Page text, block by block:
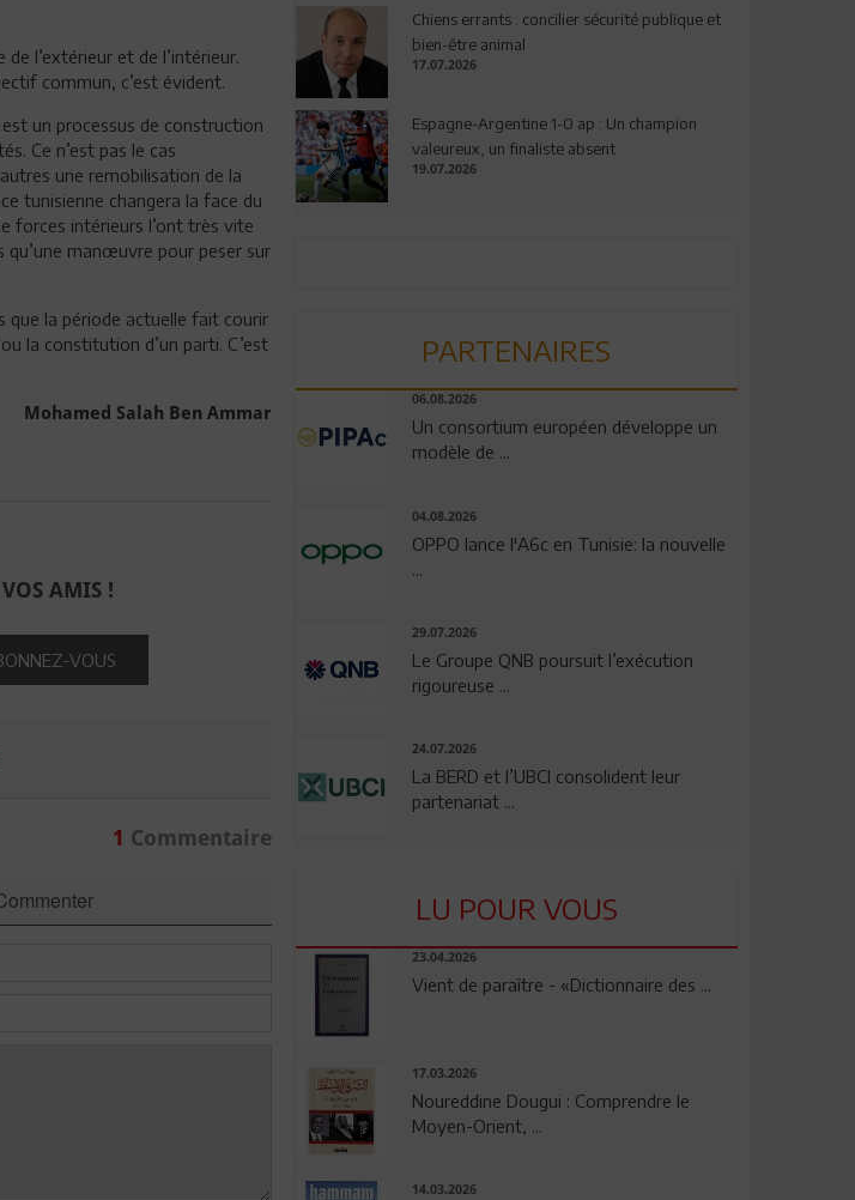
l’extérieur et de l’intérieur.
commun, c’est évident.
un processus de construction
Ce n’est pas le cas
une remobilisation de la
tunisienne changera la face du
forces intérieurs l’ont très vite
qu’une manœuvre pour peser sur
que la période actuelle fait courir
la constitution d’un parti. C’est
Mohamed Salah Ben Ammar
AMIS !
VOUS
1 Commentaire
Chiens errants : concilier sécurité publique et
bien-être animal
17.07.2026
Espagne-Argentine 1-0 ap : Un champion
valeureux, un finaliste absent
19.07.2026
PARTENAIRES
06.08.2026
Un consortium européen développe un
modèle de ...
04.08.2026
OPPO lance l'A6c en Tunisie: la nouvelle
...
29.07.2026
Le Groupe QNB poursuit l’exécution
rigoureuse ...
24.07.2026
La BERD et l’UBCI consolident leur
partenariat ...
LU POUR VOUS
23.04.2026
Vient de paraître - «Dictionnaire des ...
17.03.2026
Noureddine Dougui : Comprendre le
Moyen-Orient, ...
14.03.2026